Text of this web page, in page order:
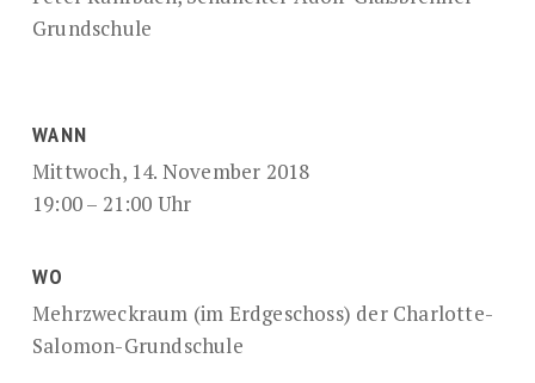
Grundschule
WANN
Mittwoch, 14. November 2018
19:00 – 21:00 Uhr
WO
Mehrzweckraum (im Erdgeschoss) der Charlotte-
Salomon-Grundschule